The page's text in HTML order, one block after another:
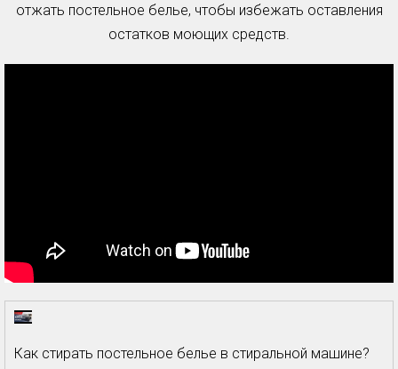
отжать постельное белье, чтобы избежать оставления
остатков моющих средств.
Как стирать постельное белье в стиральной машине?